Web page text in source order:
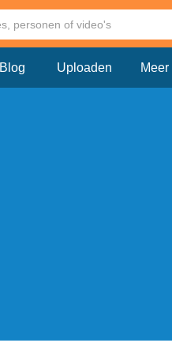
Blog Uploaden Meer